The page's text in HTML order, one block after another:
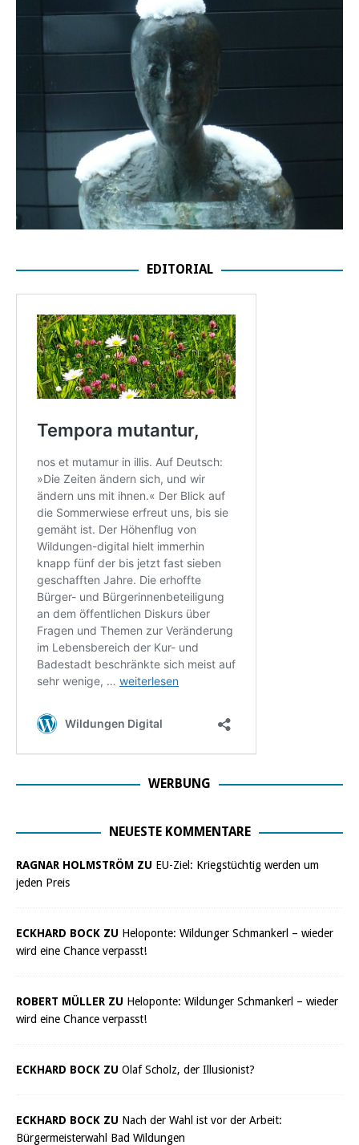
EDITORIAL
WERBUNG
NEUESTE KOMMENTARE
RAGNAR HOLMSTRÖM ZU EU-Ziel: Kriegstüchtig werden um
jeden Preis
ECKHARD BOCK ZU Heloponte: Wildunger Schmankerl – wieder
wird eine Chance verpasst!
ROBERT MÜLLER ZU Heloponte: Wildunger Schmankerl – wieder
wird eine Chance verpasst!
ECKHARD BOCK ZU Olaf Scholz, der Illusionist?
ECKHARD BOCK ZU Nach der Wahl ist vor der Arbeit:
Bürgermeisterwahl Bad Wildungen